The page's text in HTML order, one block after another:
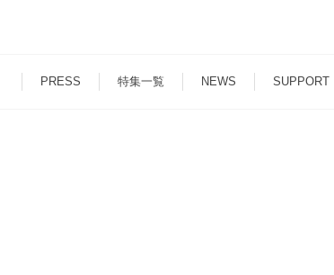
PRESS 特集一覧 NEWS SUPPORT